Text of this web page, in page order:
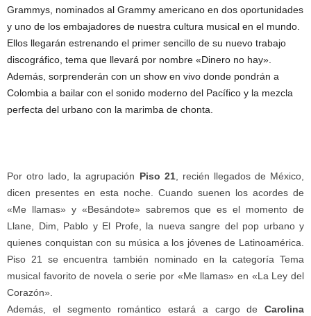
Grammys, nominados al Grammy americano en dos oportunidades
y uno de los embajadores de nuestra cultura musical en el mundo.
Ellos llegarán estrenando el primer sencillo de su nuevo trabajo
discográfico, tema que llevará por nombre «Dinero no hay».
Además, sorprenderán con un show en vivo donde pondrán a
Colombia a bailar con el sonido moderno del Pacífico y la mezcla
perfecta del urbano con la marimba de chonta.
Por otro lado, la agrupación Piso 21, recién llegados de México,
dicen presentes en esta noche. Cuando suenen los acordes de
«Me llamas» y «Besándote» sabremos que es el momento de
Llane, Dim, Pablo y El Profe, la nueva sangre del pop urbano y
quienes conquistan con su música a los jóvenes de Latinoamérica.
Piso 21 se encuentra también nominado en la categoría Tema
musical favorito de novela o serie por «Me llamas» en «La Ley del
Corazón».
Además, el segmento romántico estará a cargo de Carolina